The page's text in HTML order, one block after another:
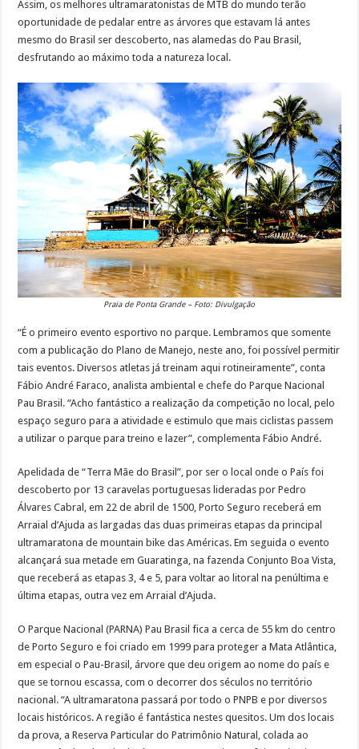
Assim, os melhores ultramaratonistas de MTB do mundo terão
oportunidade de pedalar entre as árvores que estavam lá antes
mesmo do Brasil ser descoberto, nas alamedas do Pau Brasil,
desfrutando ao máximo toda a natureza local.
Praia de Ponta Grande – Foto: Divulgação
“É o primeiro evento esportivo no parque. Lembramos que somente
com a publicação do Plano de Manejo, neste ano, foi possível permitir
tais eventos. Diversos atletas já treinam aqui rotineiramente”, conta
Fábio André Faraco, analista ambiental e chefe do Parque Nacional
Pau Brasil. “Acho fantástico a realização da competição no local, pelo
espaço seguro para a atividade e estimulo que mais ciclistas passem
a utilizar o parque para treino e lazer”, complementa Fábio André.
Apelidada de “Terra Mãe do Brasil”, por ser o local onde o País foi
descoberto por 13 caravelas portuguesas lideradas por Pedro
Álvares Cabral, em 22 de abril de 1500, Porto Seguro receberá em
Arraial d’Ajuda as largadas das duas primeiras etapas da principal
ultramaratona de mountain bike das Américas. Em seguida o evento
alcançará sua metade em Guaratinga, na fazenda Conjunto Boa Vista,
que receberá as etapas 3, 4 e 5, para voltar ao litoral na penúltima e
última etapas, outra vez em Arraial d’Ajuda.
O Parque Nacional (PARNA) Pau Brasil fica a cerca de 55 km do centro
de Porto Seguro e foi criado em 1999 para proteger a Mata Atlântica,
em especial o Pau-Brasil, árvore que deu origem ao nome do país e
que se tornou escassa, com o decorrer dos séculos no território
nacional. “A ultramaratona passará por todo o PNPB e por diversos
locais históricos. A região é fantástica nestes quesitos. Um dos locais
da prova, a Reserva Particular do Patrimônio Natural, colada ao